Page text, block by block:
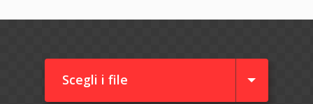
Scegli i file